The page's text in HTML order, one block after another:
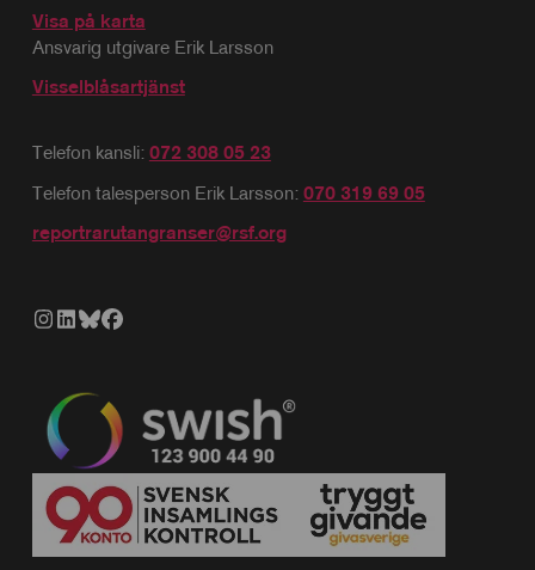
Visa på karta
Ansvarig utgivare Erik Larsson
Visselblåsartjänst
Telefon kansli: 072 308 05 23
Telefon talesperson Erik Larsson: 070 319 69 05
reportrarutangranser@rsf.org